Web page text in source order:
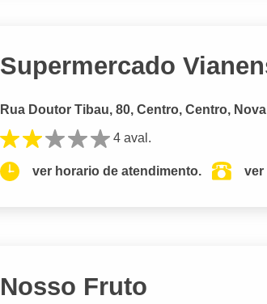
Supermercado
Rua Doutor Tibau, 80, Centro, Centro,
4 aval.
ver horario de atendimento. ver
Nosso Fruto